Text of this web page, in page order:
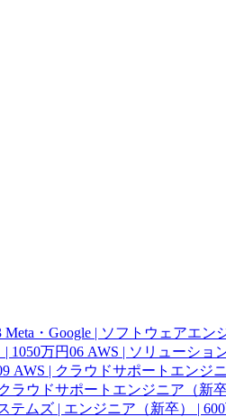
Meta・Google | ソフトウェアエン
1050万円06 AWS | ソリューショ
AWS | クラウドサポートエンジ
ラウドサポートエンジニア（新
テムズ | エンジニア（新卒） |